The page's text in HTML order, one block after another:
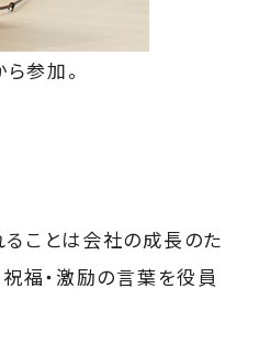
参加。
ことは会社の成長のた
福・激励の言葉を役員